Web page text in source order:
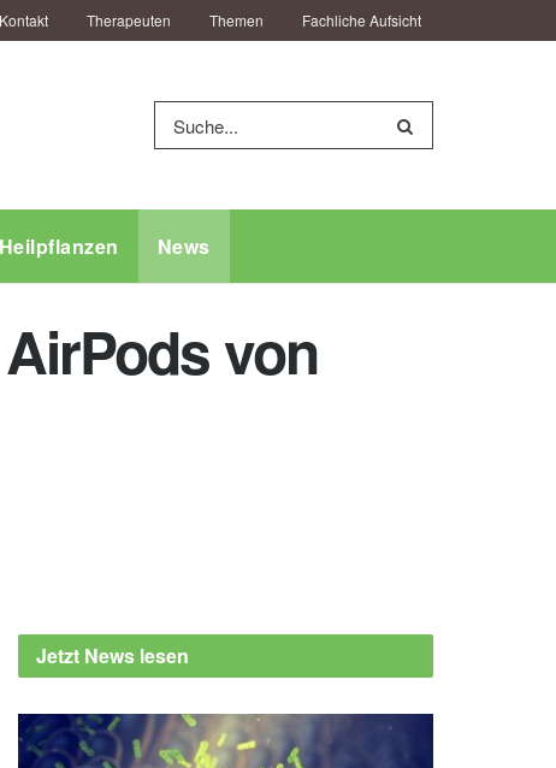
Kontakt Therapeuten Themen Fachliche Aufsicht
Heilpflanzen News
von
Jetzt News lesen